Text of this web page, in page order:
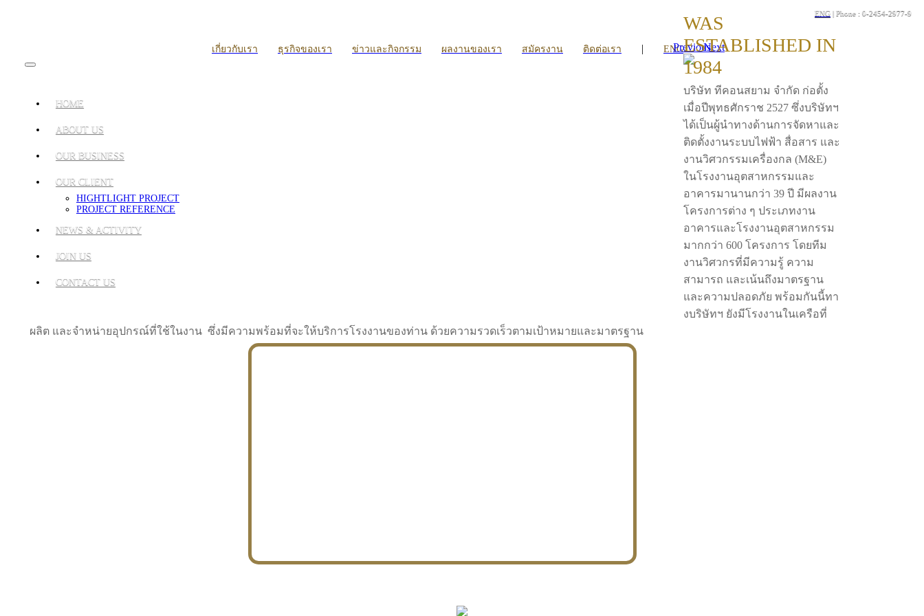
ENG | Phone : 0-2454-2977-9
เกี่ยวกับเรา ธุรกิจของเรา ข่าวและกิจกรรม ผลงานของเรา สมัครงาน ติดต่อเรา | ENG
HOME
ABOUT US
OUR BUSINESS
OUR CLIENT
HIGHTLIGHT PROJECT
PROJECT REFERENCE
NEWS & ACTIVITY
JOIN US
CONTACT US
PreviousNext
WAS
ESTABLISHED IN
1984
บริษัท ทีคอนสยาม จำกัด ก่อตั้ง
เมื่อปีพุทธศักราช 2527 ซึ่งบริษัทฯ
ได้เป็นผู้นำทางด้านการจัดหาและ
ติดตั้งงานระบบไฟฟ้า สื่อสาร และ
งานวิศวกรรมเครื่องกล (M&E)
ในโรงงานอุตสาหกรรมและ
อาคารมานานกว่า 39 ปี มีผลงาน
โครงการต่าง ๆ ประเภทงาน
อาคารและโรงงานอุตสาหกรรม
มากกว่า 600 โครงการ โดยทีม
งานวิศวกรที่มีความรู้ ความ
สามารถ และเน้นถึงมาตรฐาน
และความปลอดภัย พร้อมกันนี้ทา
งบริษัทฯ ยังมีโรงงานในเครือที่
ผลิต และจำหน่ายอุปกรณ์ที่ใช้ในงาน ซึ่งมีความพร้อมที่จะให้บริการโรงงานของท่าน ด้วยความรวดเร็วตามเป้าหมายและมาตรฐาน